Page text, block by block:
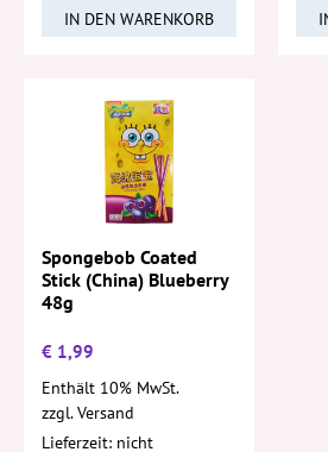
IN DEN WARENKORB
Spongebob Coated
Stick (China) Blueberry
48g
€ 1,99
Enthält 10% MwSt.
zzgl.Versand
Lieferzeit: nicht